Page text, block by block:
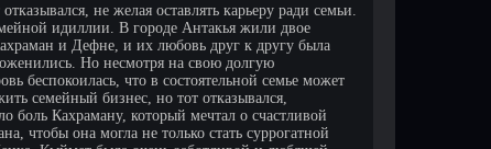
не желая оставлять карьеру ради семьи.
идиллии. В городе Антакья жили двое
и Дефне, и их любовь друг к другу была
Но несмотря на свою долгую
беспокоилась, что в состоятельной семье может
семейный бизнес, но тот отказывался,
боль Кахраману, который мечтал о счастливой
чтобы она могла не только стать суррогатной